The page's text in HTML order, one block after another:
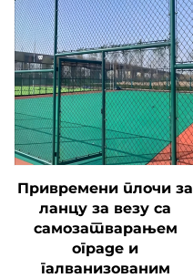
Привремени плочи за
ланцу за везу са
самозатварањем
ограде и
галванизованим